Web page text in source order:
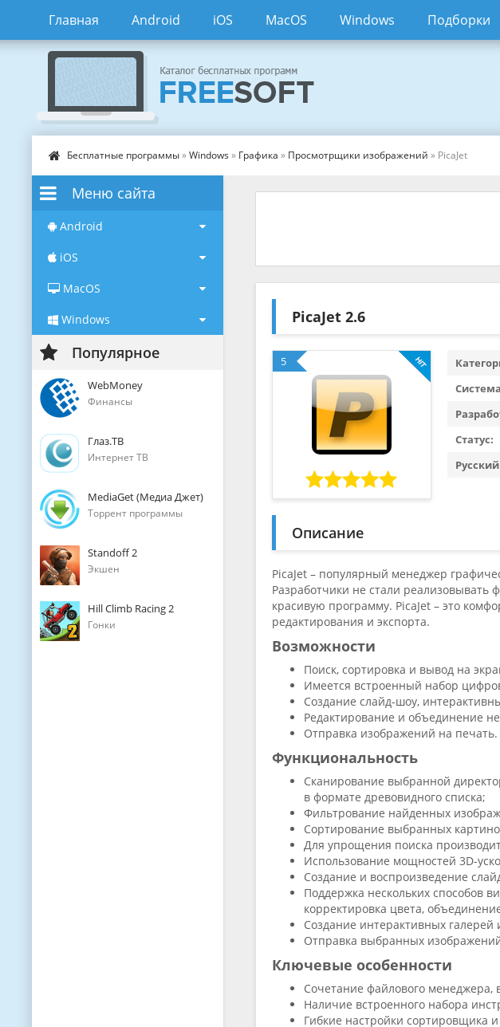
Главная Android iOS MacOS Windows Подборки
Бесплатные программы»Windows » Графика » Просмотрщики изображений » PicaJet
Меню сайта
Android
iOS
MacOS
Windows
Популярное
WebMoney
Финансы
Глаз.ТВ
Интернет ТВ
MediaGet (Медиа Джет)
Торрент программы
Standoff 2
Экшен
Hill Climb Racing 2
Гонки
PicaJet 2.6
5
Статус:
Описание
PicaJet – популярный менеджер
Разработчики не стали реализовывать
красивую программу. PicaJet – это
редактирования и экспорта.
Возможности
Поиск, сортировка и вывод на
Имеется встроенный набор
Создание слайд-шоу,
Редактирование и объединение
Отправка изображений на печать.
Функциональность
Сканирование выбранной
в формате древовидного списка;
Фильтрование найденных
Сортирование выбранных
Для упрощения поиска
Использование мощностей 3D-
Создание и воспроизведение
Поддержка нескольких способов
корректировка цвета,
Создание интерактивных галерей
Отправка выбранных
Ключевые особенности
Сочетание файлового менеджера,
Наличие встроенного набора
Гибкие настройки сортировщика